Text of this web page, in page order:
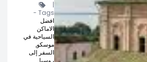
|
Tags -
افضل
الاماكن
السياحية في
موسكو,
السفر إلى
روسيا